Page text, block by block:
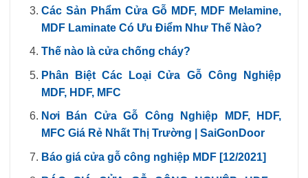
Các Sản Phẩm Cửa Gỗ MDF, MDF Melamine,
MDF Laminate Có Ưu Điểm Như Thế Nào?
Thế nào là cửa chống cháy?
Phân Biệt Các Loại Cửa Gỗ Công Nghiệp
MDF, HDF, MFC
Nơi Bán Cửa Gỗ Công Nghiệp MDF, HDF,
MFC Giá Rẻ Nhất Thị Trường | SaiGonDoor
Báo giá cửa gỗ công nghiệp MDF [12/2021]